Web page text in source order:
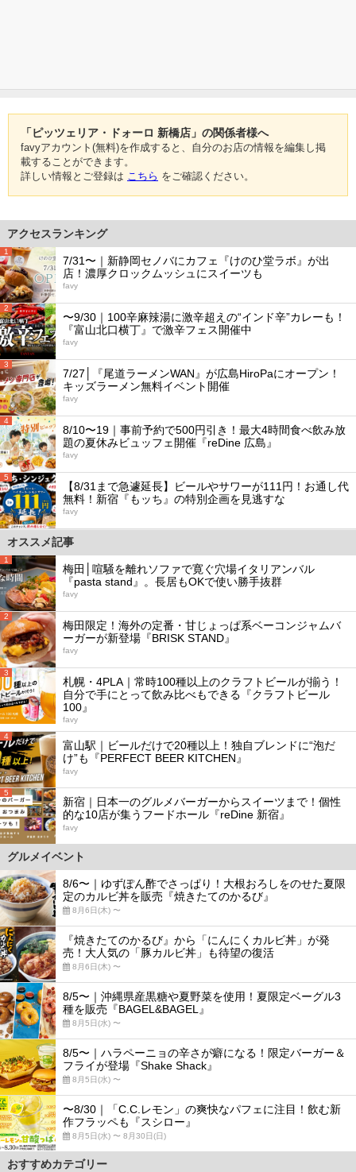
「ピッツェリア・ドォーロ 新橋店」の関係者様へ
favyアカウント(無料)を作成すると、自分のお店の情報を編集し掲
載することができます。
詳しい情報とご登録は こちら をご確認ください。
アクセスランキング
1
7/31〜｜新静岡セノバにカフェ『けのひ堂ラボ』が出
店！濃厚クロックムッシュにスイーツも
favy
2
〜9/30｜100辛麻辣湯に激辛超えの“インド辛”カレーも！
『富山北口横丁』で激辛フェス開催中
favy
3
7/27│『尾道ラーメンWAN』が広島HiroPaにオープン！
キッズラーメン無料イベント開催
favy
4
8/10〜19｜事前予約で500円引き！最大4時間食べ飲み放
題の夏休みビュッフェ開催『reDine 広島』
favy
5
【8/31まで急遽延長】ビールやサワーが111円！お通し代
無料！新宿『もッち』の特別企画を見逃すな
favy
オススメ記事
1
梅田│喧騒を離れソファで寛ぐ穴場イタリアンバル
『pasta stand』。長居もOKで使い勝手抜群
favy
2
梅田限定！海外の定番・甘じょっぱ系ベーコンジャムバ
ーガーが新登場『BRISK STAND』
favy
3
札幌・4PLA｜常時100種以上のクラフトビールが揃う！
自分で手にとって飲み比べもできる『クラフトビール
100』
favy
4
富山駅｜ビールだけで20種以上！独自ブレンドに“泡だ
け”も『PERFECT BEER KITCHEN』
favy
5
新宿｜日本一のグルメバーガーからスイーツまで！個性
的な10店が集うフードホール『reDine 新宿』
favy
グルメイベント
8/6〜｜ゆずぽん酢でさっぱり！大根おろしをのせた夏限
定のカルビ丼を販売『焼きたてのかるび』
8月6日(木) 〜
『焼きたてのかるび』から「にんにくカルビ丼」が発
売！大人気の「豚カルビ丼」も待望の復活
8月6日(木) 〜
8/5〜｜沖縄県産黒糖や夏野菜を使用！夏限定ベーグル3
種を販売『BAGEL&BAGEL』
8月5日(水) 〜
8/5〜｜ハラペーニョの辛さが癖になる！限定バーガー＆
フライが登場『Shake Shack』
8月5日(水) 〜
〜8/30｜「C.C.レモン」の爽快なパフェに注目！飲む新
作フラッペも『スシロー』
8月5日(水) 〜 8月30日(日)
おすすめカテゴリー